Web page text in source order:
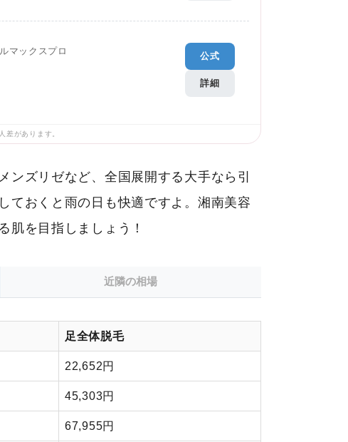
マックスプロ 公式
詳細
差があります。
ズリゼなど、全国展開する大手なら引
ておくと雨の日も快適ですよ。湘南美容
肌を目指しましょう！
近隣の相場
足全体脱毛
22,652円
45,303円
67,955円